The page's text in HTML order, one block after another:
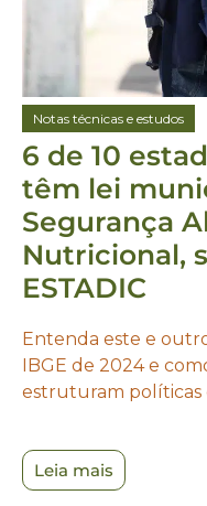
Notas técnicas e estudos
6 de 10
têm lei
Segurança
Nutricional,
ESTADIC
Entenda este e
IBGE de 2024 e
estruturam políticas
Leia mais